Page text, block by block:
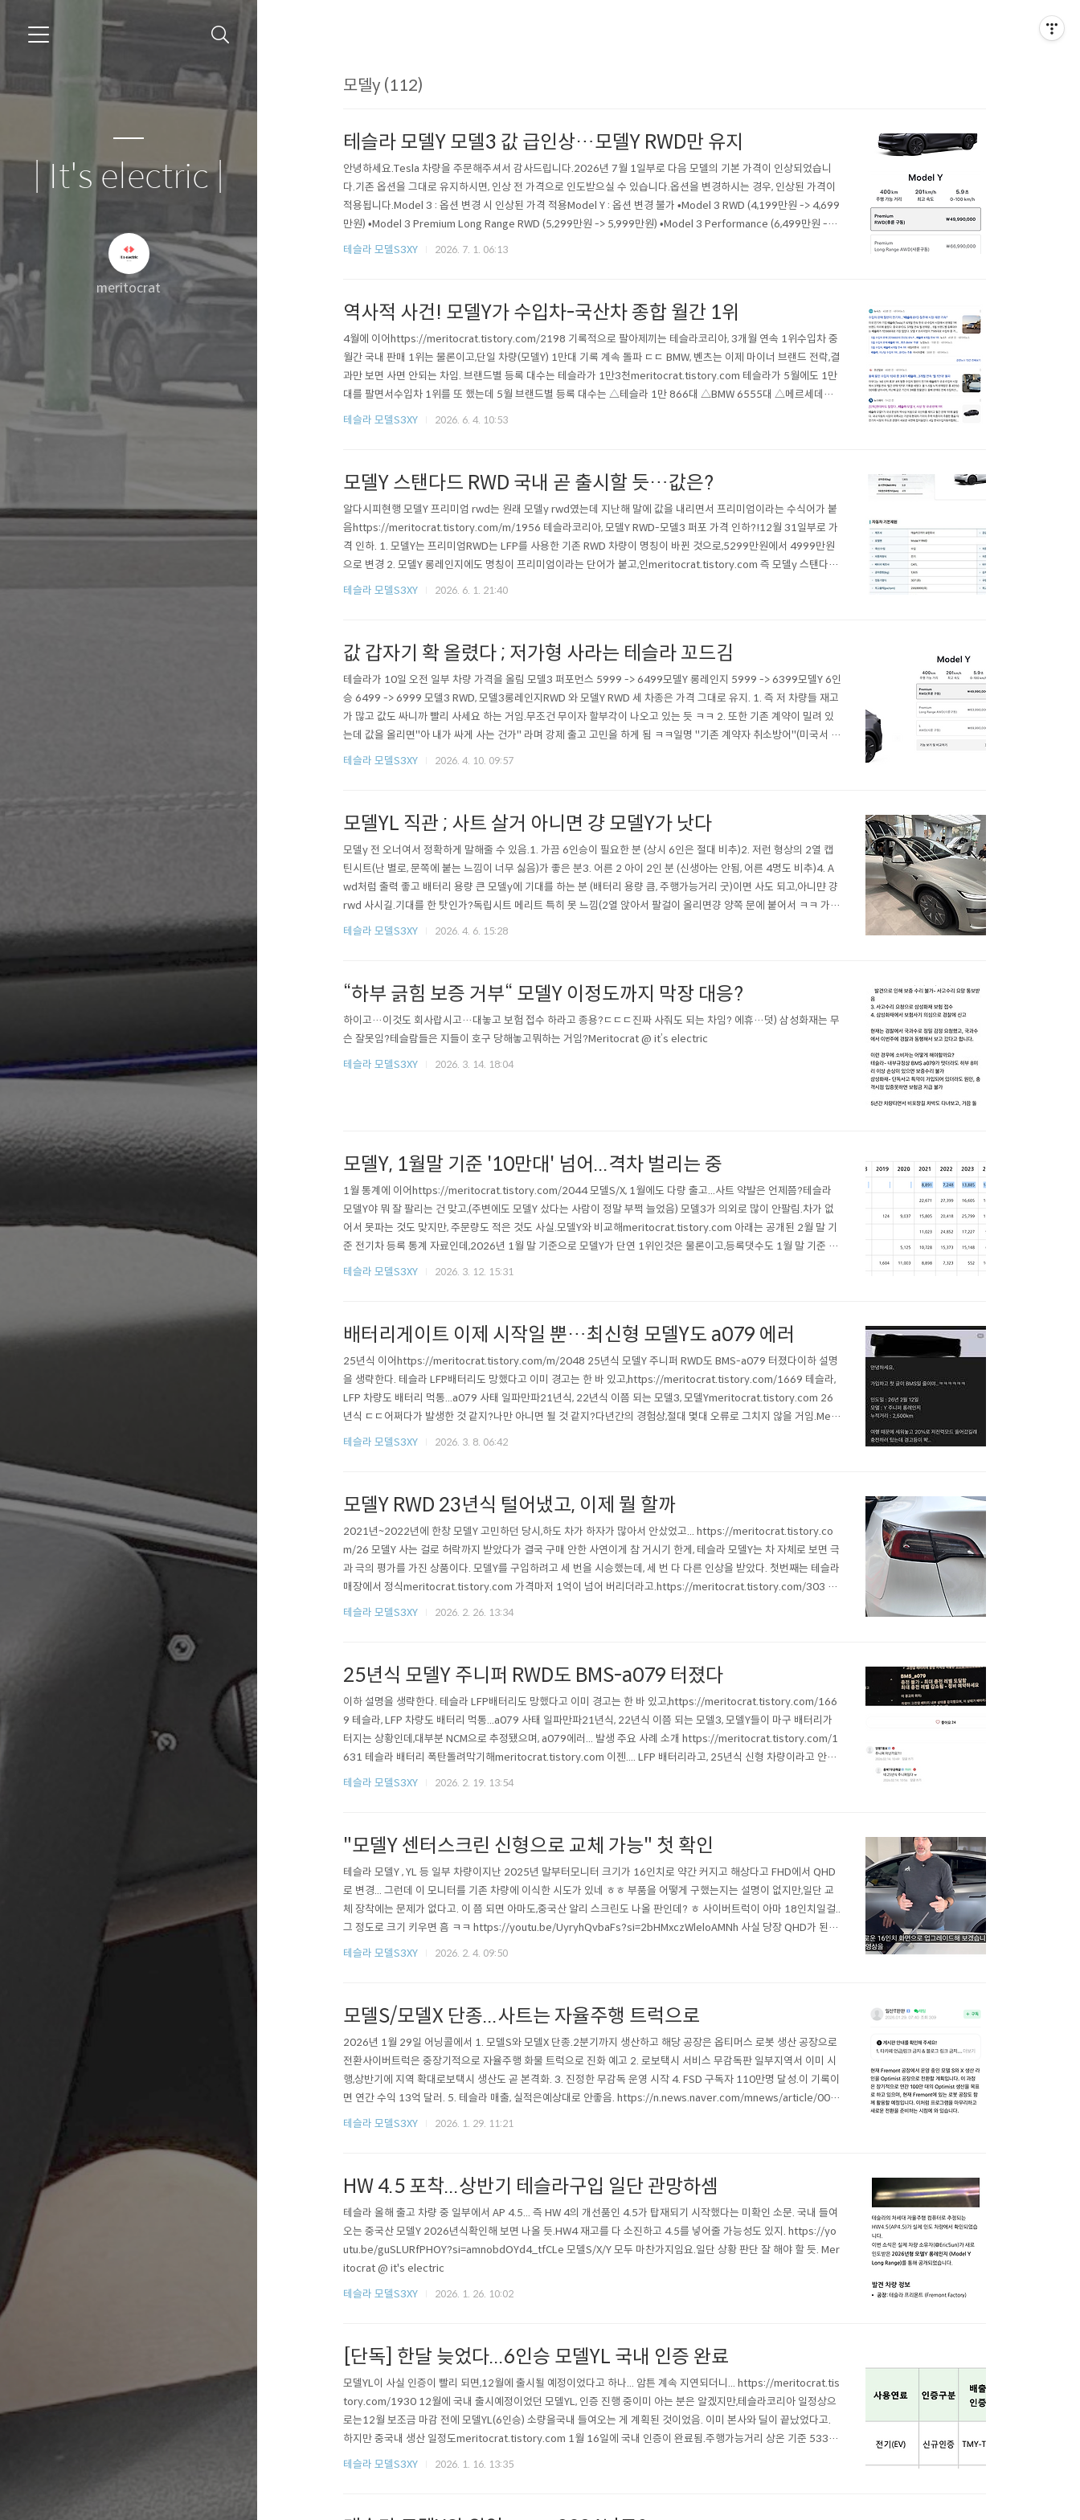
| It's electric |
meritocrat
모델y (112)
테슬라 모델Y 모델3 값 급인상…모델Y RWD만 유지
안녕하세요.Tesla 차량을 주문해주셔서 감사드립니다.2026년 7월 1일부로 다음 모델의 기본 가격이 인상되었습니
다.기존 옵션을 그대로 유지하시면, 인상 전 가격으로 인도받으실 수 있습니다.옵션을 변경하시는 경우, 인상된 가격이
적용됩니다.Model 3 : 옵션 변경 시 인상된 가격 적용Model Y : 옵션 변경 불가 •Model 3 RWD (4,199만원 -> 4,699
만원) •Model 3 Premium Long Range RWD (5,299만원 -> 5,999만원) •Model 3 Performance (6,499만원 ->
6,999만원) •Model Y Premium Long Range AWD (6,399만원 -> 6,699만원) •Model Y L (6,999만원 -> 7,..
테슬라 모델S3XY 2026. 7. 1. 06:13
역사적 사건! 모델Y가 수입차-국산차 종합 월간 1위
4월에 이어https://meritocrat.tistory.com/2198 기록적으로 팔아제끼는 테슬라코리아, 3개월 연속 1위수입차 중
월간 국내 판매 1위는 물론이고,단일 차량(모델Y) 1만대 기록 계속 돌파 ㄷㄷ BMW, 벤츠는 이제 마이너 브랜드 전락,결
과만 보면 사면 안되는 차임. 브랜드별 등록 대수는 테슬라가 1만3천meritocrat.tistory.com 테슬라가 5월에도 1만
대를 팔면서수입차 1위를 또 했는데 5월 브랜드별 등록 대수는 △테슬라 1만 866대 △BMW 6555대 △메르세데스-
벤츠 3553대 △아우디 1509대 △렉서스 1291대 △볼보 1058대 △BYD 1032대 △포르쉐 820대 △토요타 804
테슬라 모델S3XY 2026. 6. 4. 10:53
모델Y 스탠다드 RWD 국내 곧 출시할 듯…값은?
알다시피현행 모델Y 프리미엄 rwd는 원래 모델y rwd였는데 지난해 말에 값을 내리면서 프리미엄이라는 수식어가 붙
음https://meritocrat.tistory.com/m/1956 테슬라코리아, 모델Y RWD-모델3 퍼포 가격 인하?!12월 31일부로 가
격 인하. 1. 모델Y는 프리미엄RWD는 LFP를 사용한 기존 RWD 차량이 명칭이 바뀐 것으로,5299만원에서 4999만원
으로 변경 2. 모델Y 롱레인지에도 명칭이 프리미엄이라는 단어가 붙고,인meritocrat.tistory.com 즉 모델y 스탠다드
가 출시될 가능성이 있다는반증이었는데(모델3 스탠다드는 이미 올초에 국내 출시)인증이 최근 완료됨.그런데 예상과
테슬라 모델S3XY 2026. 6. 1. 21:40
값 갑자기 확 올렸다 ; 저가형 사라는 테슬라 꼬드김
테슬라가 10일 오전 일부 차량 가격을 올림 모델3 퍼포먼스 5999 -> 6499모델Y 롱레인지 5999 -> 6399모델Y 6인
승 6499 -> 6999 모델3 RWD, 모델3롱레인지RWD 와 모델Y RWD 세 차종은 가격 그대로 유지. 1. 즉 저 차량들 재고
가 많고 값도 싸니까 빨리 사세요 하는 거임.무조건 무이자 할부각이 나오고 있는 듯 ㅋㅋ 2. 또한 기존 계약이 밀려 있
는데 값을 올리면"아 내가 싸게 사는 건가" 라며 강제 출고 고민을 하게 됨 ㅋㅋ일명 "기존 계약자 취소방어"(미국서 사
트 저가형과 모델S/X 단종되니 값 올리는 것과 비슷) 3. 가격 살짝 올려 놓고, 보조금 탈락 가능성 이슈도 대응하면서고
테슬라 모델S3XY 2026. 4. 10. 09:57
모델YL 직관 ; 사트 살거 아니면 걍 모델Y가 낫다
모델y 전 오너여서 정확하게 말해줄 수 있음.1. 가끔 6인승이 필요한 분 (상시 6인은 절대 비추)2. 저런 형상의 2열 캡
틴시트(난 별로, 문쪽에 붙는 느낌이 너무 싫음)가 좋은 분3. 어른 2 아이 2인 분 (신생아는 안됨, 어른 4명도 비추)4. A
wd처럼 출력 좋고 배터리 용량 큰 모델y에 기대를 하는 분 (배터리 용량 큼, 주행가능거리 굿)이면 사도 되고,아니먄 걍
rwd 사시길.기대를 한 탓인가?독립시트 메리트 특히 못 느낌(2열 앉아서 팔걸이 올리면걍 양쪽 문에 붙어서 ㅋㅋ 가야
하는 상황임 ㄷㄷ)모델x 6인승 시트에 크게 실망했는데,모델y 6인승 2열도 크게 실망함.단 3열은 모델x보다 모델y가
테슬라 모델S3XY 2026. 4. 6. 15:28
“하부 긁힘 보증 거부“ 모델Y 이정도까지 막장 대응?
하이고…이것도 회사랍시고…대놓고 보험 접수 하라고 종용?ㄷㄷㄷ진짜 사줘도 되는 차임? 에휴…덧) 삼성화재는 무
슨 잘못임?테슬람들은 지들이 호구 당해놓고뭐하는 거임?Meritocrat @ it’s electric
테슬라 모델S3XY
2026. 3. 14. 18:04
모델Y, 1월말 기준 '10만대' 넘어...격차 벌리는 중
1월 통계에 이어https://meritocrat.tistory.com/2044 모델S/X, 1월에도 다량 출고...사트 약발은 언제쯤?테슬라
모델Y야 뭐 잘 팔리는 건 맞고,(주변에도 모델Y 샀다는 사람이 정말 부쩍 늘었음) 모델3가 의외로 많이 안팔림.차가 없
어서 못파는 것도 맞지만, 주문량도 적은 것도 사실.모델Y와 비교해meritocrat.tistory.com 아래는 공개된 2월 말 기
준 전기차 등록 통계 자료인데,2026년 1월 말 기준으로 모델Y가 단연 1위인것은 물론이고,등록댓수도 1월 말 기준 총
누적 10만대를 넘어 (약 10만700대)2월에 10만 7721대를 기록하며 2위랑 격차를 벌리고 있음. 이건 1월,2월 등록
테슬라 모델S3XY 2026. 3. 12. 15:31
배터리게이트 이제 시작일 뿐…최신형 모델Y도 a079 에러
25년식 이어https://meritocrat.tistory.com/m/2048 25년식 모델Y 주니퍼 RWD도 BMS-a079 터졌다이하 설명
을 생략한다. 테슬라 LFP배터리도 망했다고 이미 경고는 한 바 있고,https://meritocrat.tistory.com/1669 테슬라,
LFP 차량도 배터리 먹통...a079 사태 일파만파21년식, 22년식 이쯤 되는 모델3, 모델Ymeritocrat.tistory.com 26
년식 ㄷㄷ어쩌다가 발생한 것 같지?나만 아니면 될 것 같지?다년간의 경험상,절대 몇대 오류로 그치지 않을 거임.Merit
ocrat @ it’s electric
테슬라 모델S3XY 2026. 3. 8. 06:42
모델Y RWD 23년식 털어냈고, 이제 뭘 할까
2021년~2022년에 한창 모델Y 고민하던 당시,하도 차가 하자가 많아서 안샀었고... https://meritocrat.tistory.co
m/26 모델Y 사는 걸로 허락까지 받았다가 결국 구매 안한 사연이게 참 거시기 한게, 테슬라 모델Y는 차 자체로 보면 극
과 극의 평가를 가진 상품이다. 모델Y를 구입하려고 세 번을 시승했는데, 세 번 다 다른 인상을 받았다. 첫번째는 테슬라
매장에서 정식meritocrat.tistory.com 가격마저 1억이 넘어 버리더라고.https://meritocrat.tistory.com/303 히
트다 히트! 모델Y 신차가격 1억1천634만6천원테슬라코리아는 인벤토리라는 메뉴를 통해 신차 또는 매입 중고차를
테슬라 모델S3XY 2026. 2. 26. 13:34
25년식 모델Y 주니퍼 RWD도 BMS-a079 터졌다
이하 설명을 생략한다. 테슬라 LFP배터리도 망했다고 이미 경고는 한 바 있고,https://meritocrat.tistory.com/166
9 테슬라, LFP 차량도 배터리 먹통...a079 사태 일파만파21년식, 22년식 이쯤 되는 모델3, 모델Y들이 마구 배터리가
터지는 상황인데,대부분 NCM으로 추정됐으며, a079에러... 발생 주요 사례 소개 https://meritocrat.tistory.com/1
631 테슬라 배터리 폭탄돌려막기해meritocrat.tistory.com 이젠.... LFP 배터리라고, 25년식 신형 차량이라고 안심
하지 마시길. https://bbs.ruliweb.com/community/board/300143/read/74142405 테슬라 모델Y 주니퍼도 b
테슬라 모델S3XY 2026. 2. 19. 13:54
"모델Y 센터스크린 신형으로 교체 가능" 첫 확인
테슬라 모델Y , YL 등 일부 차량이지난 2025년 말부터모니터 크기가 16인치로 약간 커지고 해상다고 FHD에서 QHD
로 변경... 그런데 이 모니터를 기존 차량에 이식한 시도가 있네 ㅎㅎ 부품을 어떻게 구했는지는 설명이 없지만,일단 교
체 장착에는 문제가 없다고. 이 쯤 되면 아마도,중국산 알리 스크린도 나올 판인데? ㅎ 사이버트럭이 아마 18인치일걸..
그 정도로 크기 키우면 흠 ㅋㅋ https://youtu.be/UyryhQvbaFs?si=2bHMxczWleloAMNh 사실 당장 QHD가 된다
고 해서16인치로 약간 커진다고 해서 뭐가 잇점이 큰 건 아니지만,화질은 좋아질 듯 하고... 테슬라 차량 모니터가 파손
테슬라 모델S3XY 2026. 2. 4. 09:50
모델S/모델X 단종...사트는 자율주행 트럭으로
2026년 1월 29일 어닝콜에서 1. 모델S와 모델X 단종.2분기까지 생산하고 해당 공장은 옵티머스 로봇 생산 공장으로
전환사이버트럭은 중장기적으로 자율주행 화물 트럭으로 진화 예고 2. 로보택시 서비스 무감독판 일부지역서 이미 시
행,상반기에 지역 확대로보택시 생산도 곧 본격화. 3. 진정한 무감독 운영 시작 4. FSD 구독자 110만명 달성.이 기록이
면 연간 수익 13억 달러. 5. 테슬라 매출, 실적은예상대로 안좋음. https://n.news.naver.com/mnews/article/001/
0015872802?sid=104 테슬라 작년 4분기 매출 3% 감소…"xAI에 20억달러 투자"(종합)매출·주당순익, 시장 전망
테슬라 모델S3XY 2026. 1. 29. 11:21
HW 4.5 포착...상반기 테슬라구입 일단 관망하셈
테슬라 올해 출고 차량 중 일부에서 AP 4.5... 즉 HW 4의 개선품인 4.5가 탑재되기 시작했다는 미확인 소문. 국내 들여
오는 중국산 모델Y 2026년식확인해 보면 나올 듯.HW4 재고를 다 소진하고 4.5를 넣어줄 가능성도 있지. https://yo
utu.be/guSLURfPHOY?si=amnobdOYd4_tfCLe 모델S/X/Y 모두 마찬가지임요.일단 상황 판단 잘 해야 할 듯. Mer
itocrat @ it's electric
테슬라 모델S3XY
2026. 1. 26. 10:02
[단독] 한달 늦었다...6인승 모델YL 국내 인증 완료
모델YL이 사실 인증이 빨리 되면,12월에 출시될 예정이었다고 하나... 암튼 계속 지연되더니... https://meritocrat.tis
tory.com/1930 12월에 국내 출시예정이었던 모델YL, 인증 진행 중이미 아는 분은 알겠지만,테슬라코리아 일정상으
로는12월 보조금 마감 전에 모델YL(6인승) 소량을국내 들여오는 게 계획된 것이었음. 이미 본사와 딜이 끝났었다고.
하지만 중국내 생산 일정도meritocrat.tistory.com 1월 16일에 국내 인증이 완료됨.주행가능거리 상온 기준 533k
m...저온에서 454km... 하드웨어 스펙을 보면 모터는 모델Y AWD 프리미엄 롱레인지와 동일.배터리는 전압이 약간 다
테슬라 모델S3XY 2026. 1. 16. 13:35